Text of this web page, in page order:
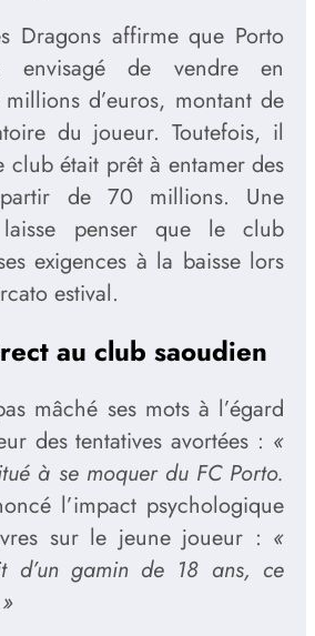
Dragons affirme que Porto
envisagé de vendre en
d’euros, montant de
du joueur. Toutefois, il
club était prêt à entamer des
de 70 millions. Une
penser que le club
exigences à la baisse lors
estival.
au club saoudien
mâché ses mots à l’égard
des tentatives avortées : «
à se moquer du FC Porto.
l’impact psychologique
sur le jeune joueur : «
d’un gamin de 18 ans, ce